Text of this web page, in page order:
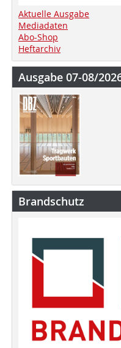
Aktuelle Ausgabe
Mediadaten
Abo-Shop
Heftarchiv
Ausgabe 07-08/
Brandschutz